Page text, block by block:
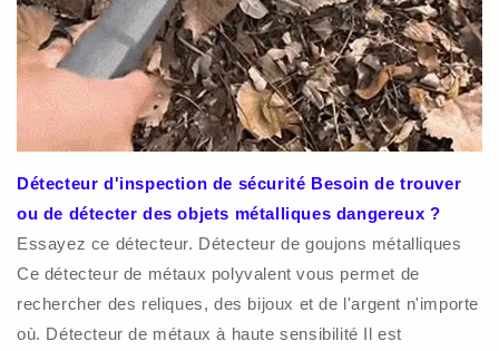
Détecteur d'inspection de sécurité Besoin de trouver
ou de détecter des objets métalliques dangereux ?
Essayez ce détecteur. Détecteur de goujons métalliques
Ce détecteur de métaux polyvalent vous permet de
rechercher des reliques, des bijoux et de l'argent n'importe
où. Détecteur de métaux à haute sensibilité Il est